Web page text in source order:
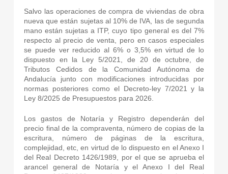
Salvo las operaciones de compra de viviendas de obra
nueva que están sujetas al 10% de IVA, las de segunda
mano están sujetas a ITP, cuyo tipo general es del 7%
respecto al precio de venta, pero en casos especiales
se puede ver reducido al 6% o 3,5% en virtud de lo
dispuesto en la Ley 5/2021, de 20 de octubre, de
Tributos Cedidos de la Comunidad Autónoma de
Andalucía junto con modificaciones introducidas por
normas posteriores como el Decreto-ley 7/2021 y la
Ley 8/2025 de Presupuestos para 2026.
Los gastos de Notaría y Registro dependerán del
precio final de la compraventa, número de copias de la
escritura, número de páginas de la escritura,
complejidad, etc, en virtud de lo dispuesto en el Anexo I
del Real Decreto 1426/1989, por el que se aprueba el
arancel general de Notaría y el Anexo I del Real